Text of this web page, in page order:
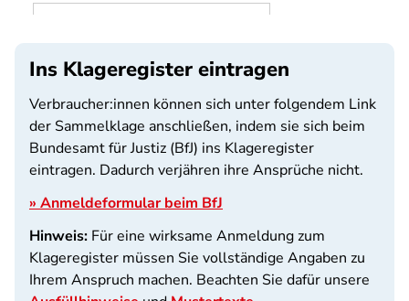
Ins Klageregister eintragen
Verbraucher:innen können sich unter folgendem Link
der Sammelklage anschließen, indem sie sich beim
Bundesamt für Justiz (BfJ) ins Klageregister
eintragen. Dadurch verjähren ihre Ansprüche nicht.
» Anmeldeformular beim BfJ
Hinweis: Für eine wirksame Anmeldung zum
Klageregister müssen Sie vollständige Angaben zu
Ihrem Anspruch machen. Beachten Sie dafür unsere